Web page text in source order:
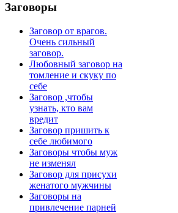
Заговоры
Заговор от врагов.
Очень сильный
заговор.
Любовный заговор на
томление и скуку по
себе
Заговор ,чтобы
узнать, кто вам
вредит
Заговор пришить к
себе любимого
Заговоры чтобы муж
не изменял
Заговор для присухи
женатого мужчины
Заговоры на
привлечение парней